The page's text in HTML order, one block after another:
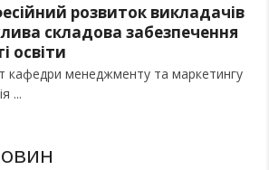
розвиток викладачів
складова забезпечення
освіти
кафедри менеджменту та маркетингу